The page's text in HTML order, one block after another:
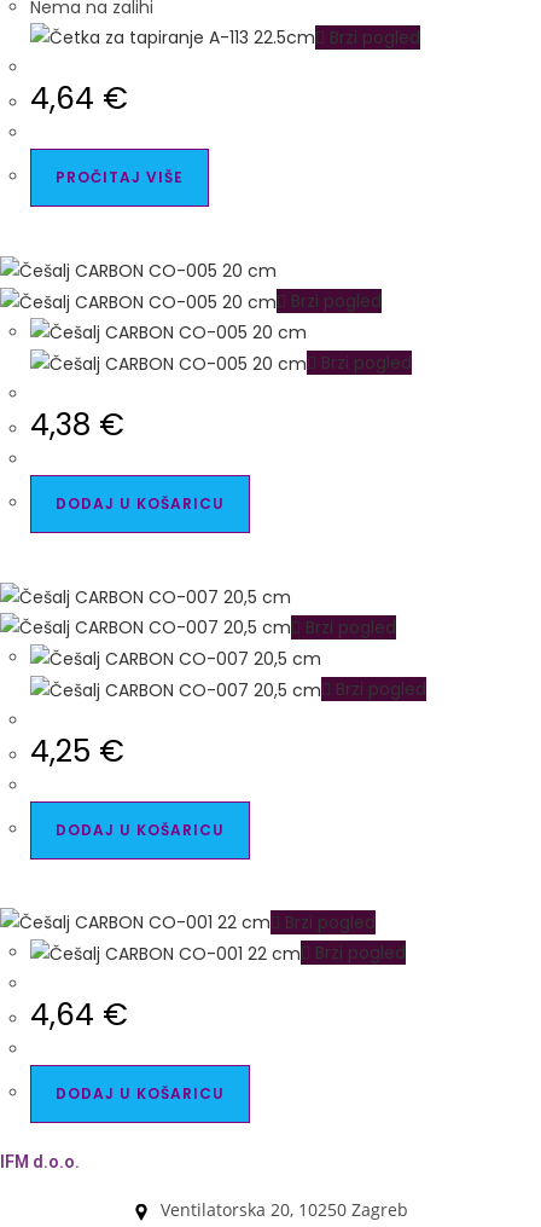
Nema na zalihi
Brzi pogled
4,64 €
PROČITAJ VIŠE
Brzi pogled
Brzi pogled
4,38 €
DODAJ U KOŠARICU
Brzi pogled
Brzi pogled
4,25 €
DODAJ U KOŠARICU
Brzi pogled
Brzi pogled
4,64 €
DODAJ U KOŠARICU
IFM d.o.o.
Ventilatorska 20, 10250 Zagreb